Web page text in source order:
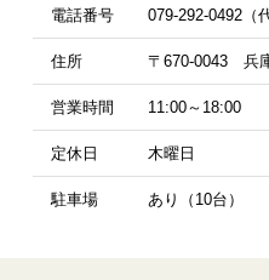
電話番号 079-292-0492（
住所 〒670-0043 兵
営業時間 11:00～18:00
定休日 木曜日
駐車場 あり（10台）